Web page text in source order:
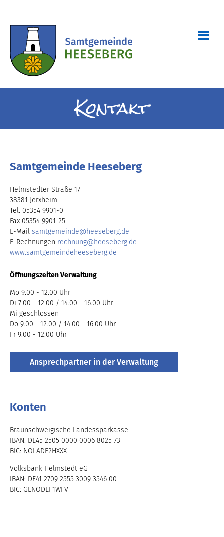
Kontakt
Samtgemeinde Heeseberg
Helmstedter Straße 17
38381 Jerxheim
Tel. 05354 9901-0
Fax 05354 9901-25
E-Mail samtgemeinde@heeseberg.de
E-Rechnungen rechnung@heeseberg.de
www.samtgemeindeheeseberg.de
Öffnungszeiten Verwaltung
Mo 9.00 - 12.00 Uhr
Di 7.00 - 12.00 / 14.00 - 16.00 Uhr
Mi geschlossen
Do 9.00 - 12.00 / 14.00 - 16.00 Uhr
Fr 9.00 - 12.00 Uhr
Ansprechpartner in der Verwaltung
Konten
Braunschweigische Landessparkasse
IBAN: DE45 2505 0000 0006 8025 73
BIC: NOLADE2HXXX
Volksbank Helmstedt eG
IBAN: DE41 2709 2555 3009 3546 00
BIC: GENODEF1WFV